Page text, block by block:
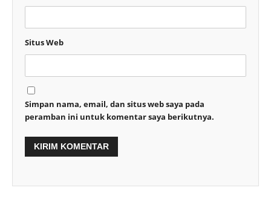
Situs Web
Simpan nama, email, dan situs web saya pada
peramban ini untuk komentar saya berikutnya.